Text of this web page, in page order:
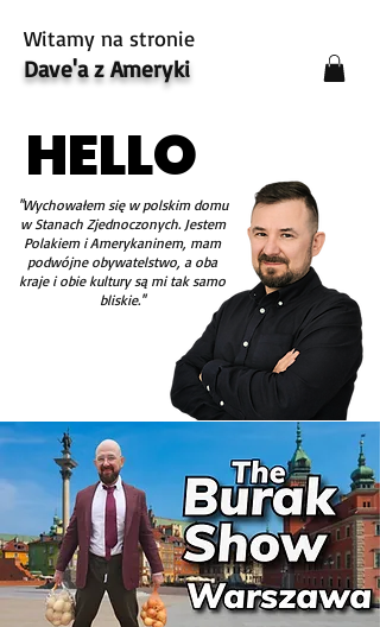
''Wychowałem się w polskim domu
w Stanach Zjednoczonych. Jestem
Polakiem i Amerykaninem, mam
podwójne obywatelstwo, a oba
kraje i obie kultury są mi tak samo
bliskie.''
HELLO
HELLO
Witamy na stronie
Dave'a z Ameryki